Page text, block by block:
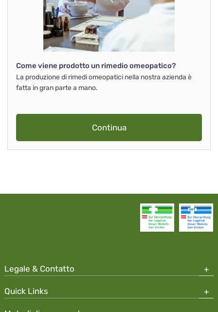
Come viene prodotto un rimedio omeopatico?
La produzione di rimedi omeopatici nella nostra azienda è
fatta in gran parte a mano.
Continua
Legale & Contatto
Quick Links